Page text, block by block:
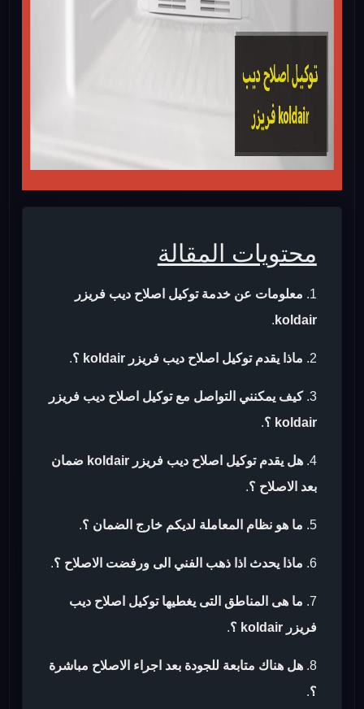
محتويات المقالة
معلومات عن خدمة توكيل اصلاح ديب فريزر
koldair
.
ماذا يقدم توكيل اصلاح ديب فريزر koldair ؟ .
كيف يمكنني التواصل مع توكيل اصلاح ديب فريزر
koldair ؟
.
هل يقدم توكيل اصلاح ديب فريزر koldair ضمان
بعد الاصلاح ؟.
ما هو نظام المعاملة لديكم خارج الضمان ؟.
ماذا يحدث اذا ذهب الفني الى ورفضت الاصلاح ؟.
ما هى المناطق التى يغطيها توكيل اصلاح ديب
فريزر koldair ؟
.
هل هناك متابعة للجودة بعد اجراء الاصلاح مباشرة
؟.